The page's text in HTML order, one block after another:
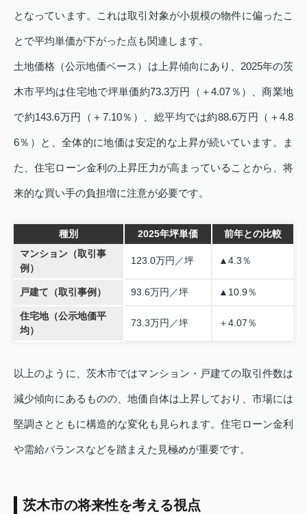
となっています。これは取引対象が小規模の物件に偏ったこ
とで平均単価が下がった点も関連します。
土地価格（公示地価ベース）は上昇傾向にあり、2025年の茨
木市平均は住宅地で坪単価約73.3万円（＋4.07％）、商業地
で約143.6万円（＋7.10％）、総平均では約88.6万円（＋4.8
6％）と、全体的に地価は安定的な上昇が続いています。ま
た、住宅ローン金利の上昇圧力が高まっていることから、将
来的な買い手の負担増に注意が必要です。
種別 2025年坪単価
前年との比較
マンション（取引事
例）
123.0万円／坪 ▲4.3％
戸建て（取引事例） 93.6万円／坪 ▲10.9％
住宅地（公示地価平
均）
73.3万円／坪 ＋4.07％
以上のように、茨木市ではマンション・戸建ての取引件数は
減少傾向にあるものの、地価自体は上昇しており、市場には
堅調さとともに構造的な変化も見られます。住宅ローン金利
や需給バランスなどを踏まえた見極めが重要です。
茨木市の将来性を考える視点